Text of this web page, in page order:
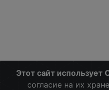
Этот сайт использует
согласие на их